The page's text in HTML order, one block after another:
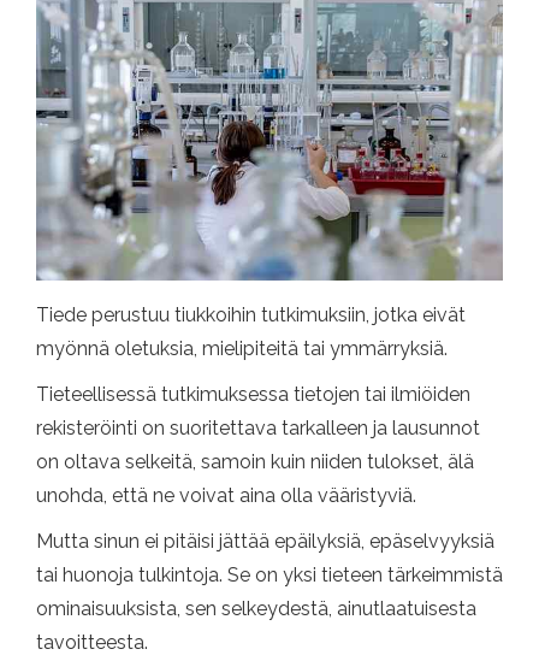
Tiede perustuu tiukkoihin tutkimuksiin, jotka eivät
myönnä oletuksia, mielipiteitä tai ymmärryksiä.
Tieteellisessä tutkimuksessa tietojen tai ilmiöiden
rekisteröinti on suoritettava tarkalleen ja lausunnot
on oltava selkeitä, samoin kuin niiden tulokset, älä
unohda, että ne voivat aina olla vääristyviä.
Mutta sinun ei pitäisi jättää epäilyksiä, epäselvyyksiä
tai huonoja tulkintoja. Se on yksi tieteen tärkeimmistä
ominaisuuksista, sen selkeydestä, ainutlaatuisesta
tavoitteesta.